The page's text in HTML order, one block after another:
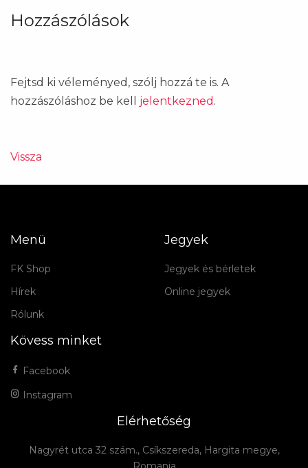
Hozzászólások
Fejtsd ki véleményed, szólj hozzá te is. A
hozzászóláshoz be kell jelentkezned .
Vissza
Menü
FK Shop
Hírek
Rólunk
Jegyek
Jegyek és bérletek
Online jegyek
Kövess minket
Facebook
Instagram
Elérhetőség
Nagyrét utca 32 szám., Csíkszereda, Hargita megye,